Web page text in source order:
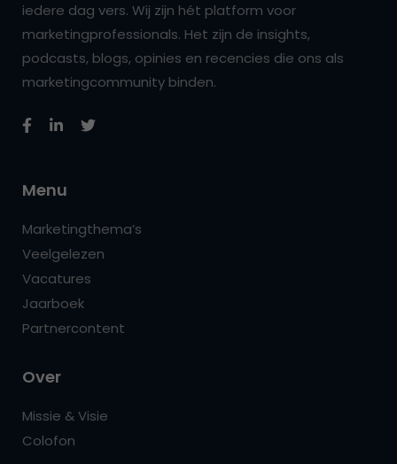
iedere dag vers. Wij zijn hét platform voor
marketingprofessionals. Het zijn de insights,
podcasts, blogs, opinies en recencies die ons als
marketingcommunity binden.
Menu
Marketingthema’s
Veelgelezen
Vacatures
Jaarboek
Partnercontent
Over
Missie & Visie
Colofon